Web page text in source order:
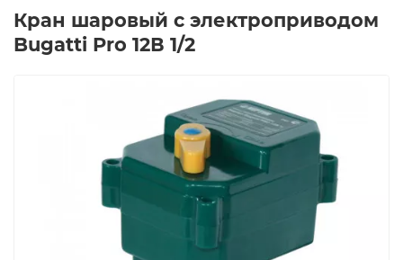
Кран шаровый с электроприводом
Bugatti Pro 12В 1/2